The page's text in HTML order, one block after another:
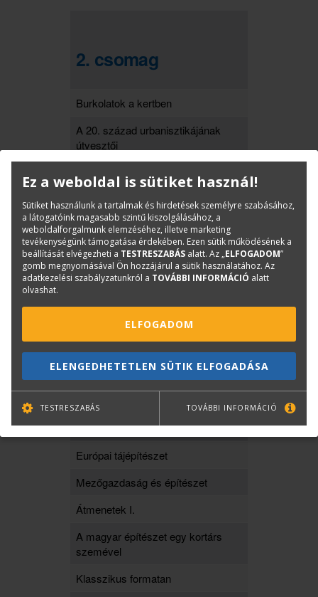
2. csomag
Burkolatok a kertben
A 20. század urbanisztikájának
útvesztői
Magasépítéstan I-II.
Id. Janáky István könyve
Az emberi tér
csomagár: 31 900 Ft helyett 4000
3. csomag
Európai tájépítészet
Mezőgazdaság és építészet
Átmenetek I.
A magyar építészet egy kortárs
szemével
Klasszikus formatan
Ez a weboldal is sütiket használ!
Sütiket használunk a tartalmak és hirdetések személyre szabásához,
a látogatóink magasabb szintű kiszolgálásához, a
weboldalforgalmunk elemzéséhez, illetve marketing
tevékenységünk támogatása érdekében. Ezen sütik működésének a
beállítását elvégezheti a TESTRESZABÁS alatt. Az „ELFOGADOM”
gomb megnyomásával Ön hozzájárul a sütik használatához. Az
adatkezelési szabályzatunkról a TOVÁBBI INFORMÁCIÓ alatt
olvashat.
ELFOGADOM
ELENGEDHETETLEN SÜTIK ELFOGADÁSA
TESTRESZABÁS TOVÁBBI INFORMÁCIÓ